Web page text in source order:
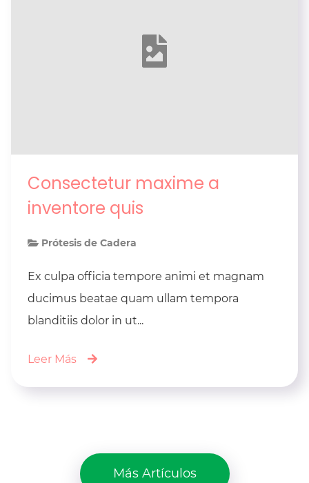
Consectetur maxime a
inventore quis
Prótesis de Cadera
Ex culpa officia tempore animi et magnam
ducimus beatae quam ullam tempora
blanditiis dolor in ut...
Leer Más
Más Artículos